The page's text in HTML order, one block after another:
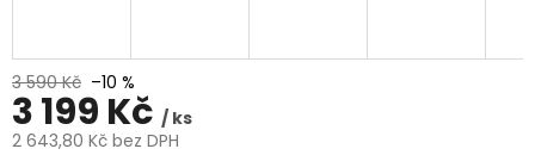
3 590 Kč –10 %
3 199 Kč / ks
2 643,80 Kč bez DPH